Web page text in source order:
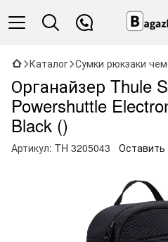
Каталог Сумки рюкзаки
Органайзер Thule
Powershuttle
Black ()
Артикул: TH 3205043 Оставить